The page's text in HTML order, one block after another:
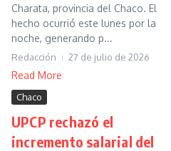
Charata, provincia del Chaco. El
hecho ocurrió este lunes por la
noche, generando p...
Redacción 27 de julio de 2026
Read More
Chaco
UPCP rechazó el
incremento salarial del